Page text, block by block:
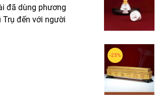
đã dùng phương
Trụ đến với người